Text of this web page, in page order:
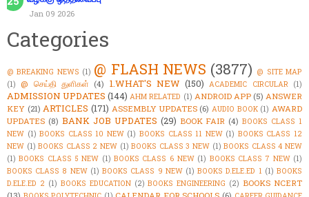
Jan 09 2026
Categories
@ BREAKING NEWS (1) @ FLASH NEWS (3877) @ SITE MAP
(1) @ செய்தி துளிகள் (4) 1.WHAT'S NEW (150) ACADEMIC CIRCULAR (1)
ADMISSION UPDATES (144) AHM RELATED (1) ANDROID APP (5) ANSWER
KEY (21) ARTICLES (171) ASSEMBLY UPDATES (6) AUDIO BOOK (1) AWARD
UPDATES (8) BANK JOB UPDATES (29) BOOK FAIR (4) BOOKS CLASS 1
NEW (1) BOOKS CLASS 10 NEW (1) BOOKS CLASS 11 NEW (1) BOOKS CLASS 12
NEW (1) BOOKS CLASS 2 NEW (1) BOOKS CLASS 3 NEW (1) BOOKS CLASS 4 NEW
(1) BOOKS CLASS 5 NEW (1) BOOKS CLASS 6 NEW (1) BOOKS CLASS 7 NEW (1)
BOOKS CLASS 8 NEW (1) BOOKS CLASS 9 NEW (1) BOOKS D.ELE.ED 1 (1) BOOKS
D.ELE.ED 2 (1) BOOKS EDUCATION (2) BOOKS ENGINEERING (2) BOOKS NCERT